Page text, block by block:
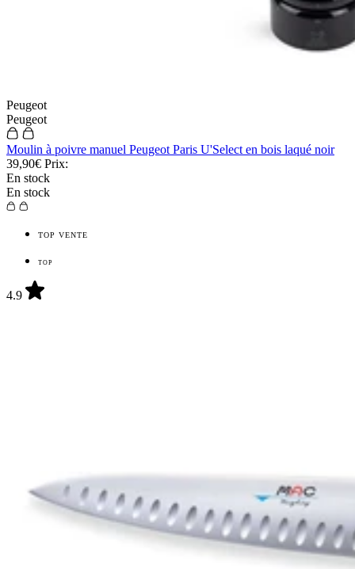
Peugeot
Peugeot
Moulin à poivre manuel Peugeot Paris U'Select en bois laqué noir
39,90€ Prix:
En stock
En stock
TOP VENTE
TOP
4.9